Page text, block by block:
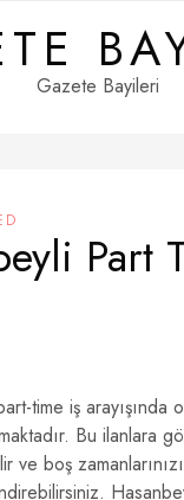
Gazete Bayileri
Part
time iş arayışında
Bu ilanlara
ve boş